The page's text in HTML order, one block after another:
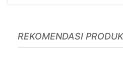
REKOMENDASI PRODUK